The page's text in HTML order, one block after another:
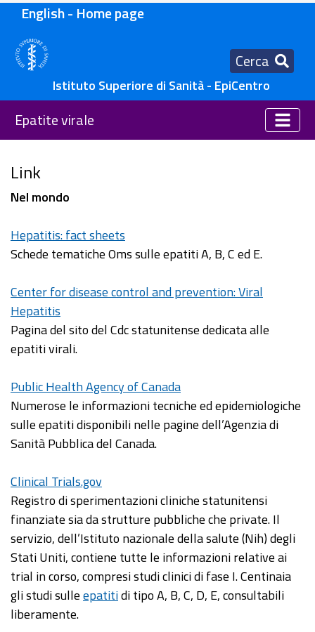
English - Home page
Cerca
Istituto Superiore di Sanità - EpiCentro
Epatite virale
Link
Nel mondo
Hepatitis: fact sheets
Schede tematiche Oms sulle epatiti A, B, C ed E.
Center for disease control and prevention: Viral
Hepatitis
Pagina del sito del Cdc statunitense dedicata alle
epatiti virali.
Public Health Agency of Canada
Numerose le informazioni tecniche ed epidemiologiche
sulle epatiti disponibili nelle pagine dell’Agenzia di
Sanità Pubblica del Canada.
Clinical Trials.gov
Registro di sperimentazioni cliniche statunitensi
finanziate sia da strutture pubbliche che private. Il
servizio, dell’Istituto nazionale della salute (Nih) degli
Stati Uniti, contiene tutte le informazioni relative ai
trial in corso, compresi studi clinici di fase I. Centinaia
gli studi sulleepatitidi tipo A, B, C, D, E, consultabili
liberamente.